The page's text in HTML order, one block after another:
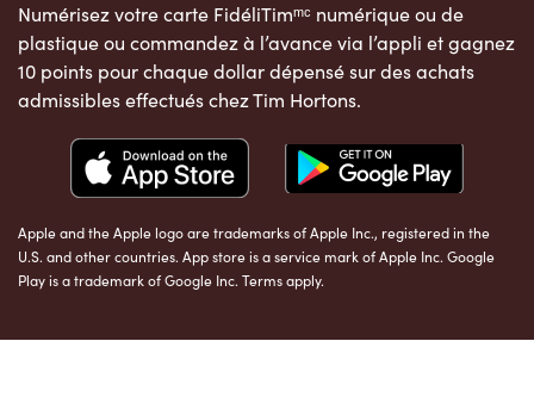
Numérisez votre carte FidéliTimᵐᶜ numérique ou de
plastique ou commandez à l’avance via l’appli et gagnez
10 points pour chaque dollar dépensé sur des achats
admissibles effectués chez Tim Hortons.
Apple and the Apple logo are trademarks of Apple Inc., registered in the
U.S. and other countries. App store is a service mark of Apple Inc. Google
Play is a trademark of Google Inc. Terms apply.